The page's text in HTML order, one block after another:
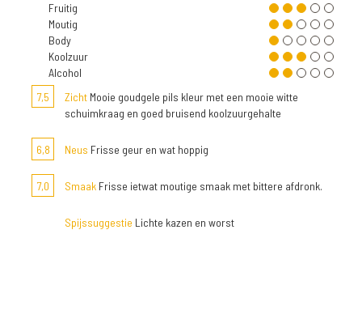
Fruitig
Moutig
Body
Koolzuur
Alcohol
7,5
Zicht Mooie goudgele pils kleur met een mooie witte
schuimkraag en goed bruisend koolzuurgehalte
6,8 Neus Frisse geur en wat hoppig
7,0 Smaak Frisse ietwat moutige smaak met bittere afdronk.
Spijssuggestie Lichte kazen en worst